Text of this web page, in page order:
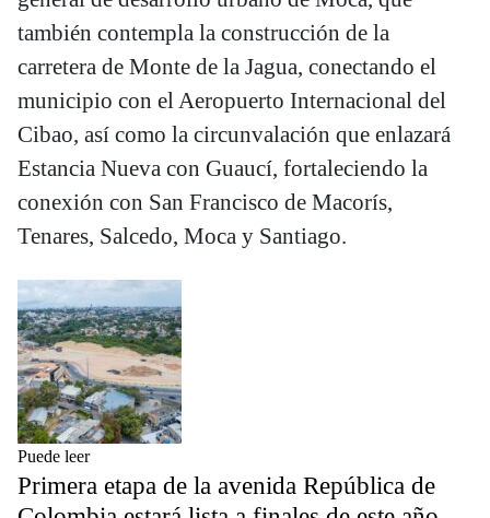
también contempla la construcción de la
carretera de Monte de la Jagua, conectando el
municipio con el Aeropuerto Internacional del
Cibao, así como la circunvalación que enlazará
Estancia Nueva con Guaucí, fortaleciendo la
conexión con San Francisco de Macorís,
Tenares, Salcedo, Moca y Santiago.
Puede leer
Primera etapa de la avenida República de